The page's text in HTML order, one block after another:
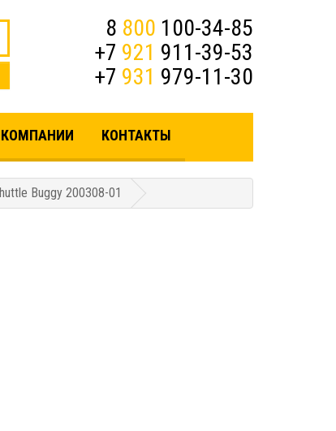
8 800 100-34-85
+7 921 911-39-53
+7 931 979-11-30
КОНТАКТЫ
Buggy 200308-01